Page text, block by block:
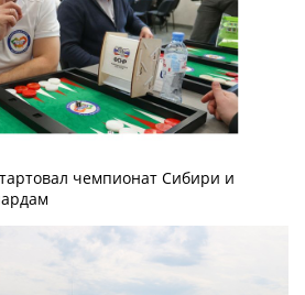
чемпионат Сибири и